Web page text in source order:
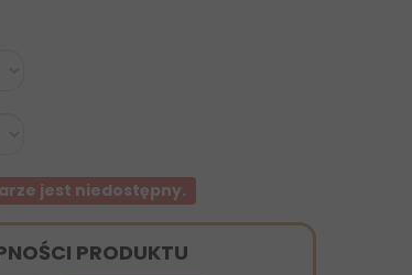
jest niedostępny.
PRODUKTU